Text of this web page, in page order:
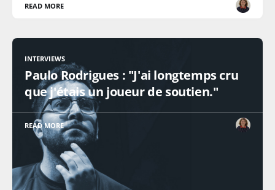
READ MORE
INTERVIEWS
Paulo Rodrigues : "J'ai longtemps cru
que j'étais un joueur de soutien."
READ MORE